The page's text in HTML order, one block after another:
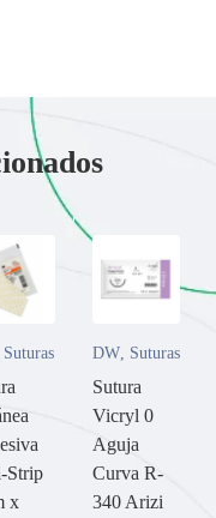
Suturas
Strip
x
DW, Suturas
Sutura
Vicryl 0
Aguja
Curva R-
340 Arizi